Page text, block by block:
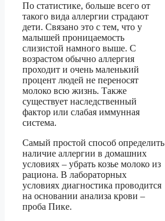
По статистике, больше всего от
такого вида аллергии страдают
дети. Связано это с тем, что у
малышей проницаемость
слизистой намного выше. С
возрастом обычно аллергия
проходит и очень маленький
процент людей не переносят
молоко всю жизнь. Также
существует наследственный
фактор или слабая иммунная
система.
Самый простой способ определить
наличие аллергии в домашних
условиях – убрать козье молоко из
рациона. В лабораторных
условиях диагностика проводится
на основании анализа крови –
проба Пике.